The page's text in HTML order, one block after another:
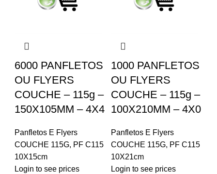
6000 PANFLETOS
OU FLYERS
COUCHE – 115g –
150X105MM – 4X4
Panfletos E Flyers
COUCHE 115G, PF C115
10X15cm
Login to see prices
1000 PANFLETOS
OU FLYERS
COUCHE – 115g –
100X210MM – 4X0
Panfletos E Flyers
COUCHE 115G, PF C115
10X21cm
Login to see prices